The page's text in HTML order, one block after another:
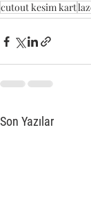
cutout kesim kart
Son Yazılar